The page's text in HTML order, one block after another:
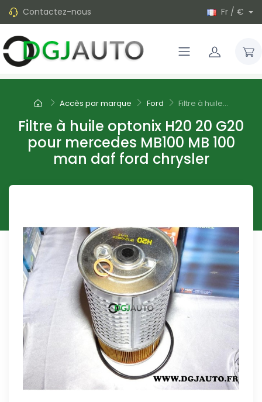
Contactez-nous Fr / €
Accès par marque Ford Filtre à huile...
Filtre à huile optonix H20 20 G20
pour mercedes MB100 MB 100
man daf ford chrysler